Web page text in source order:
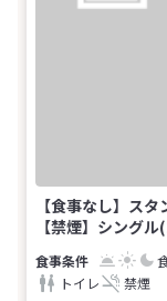
【食事なし】ス
【禁煙】シング
トイレ
禁煙